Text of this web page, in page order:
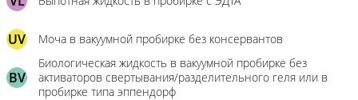
UV Моча в вакуумной пробирке без консервантов
BV
Биологическая жидкость в вакуумной пробирке без
активаторов свертывания/разделительного геля или в
пробирке типа эппендорф